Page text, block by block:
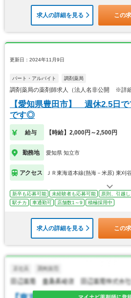
求人の詳細を見る この
更新日：2024年11月9日
パート・アルバイト 調剤薬局
調剤薬局の薬剤師求人（法人名非公開 ※詳細
【愛知県豊田市】 週休2.5日
です◎
給与 【時給】2,000円～2,500円
勤務地 愛知県 知立市
アクセス ＪＲ東海道本線(熱海－米原) 東刈
新卒も応募可能 未経験者も応募可能 原則、引越し
駅チカ
車通勤可 店舗数1～9 積極採用中
求人の詳細を見る この